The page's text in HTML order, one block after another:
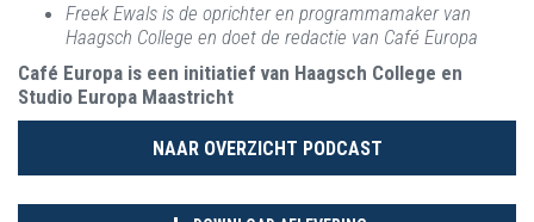
Freek Ewals is de oprichter en programmamaker van
Haagsch College en doet de redactie van Café Europa
Café Europa is een initiatief van Haagsch College en
Studio Europa Maastricht
NAAR OVERZICHT PODCAST